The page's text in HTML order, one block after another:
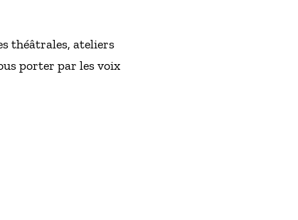
théâtrales, ateliers
porter par les voix